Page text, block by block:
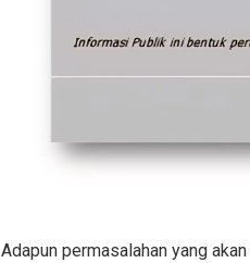
Adapun permasalahan yang